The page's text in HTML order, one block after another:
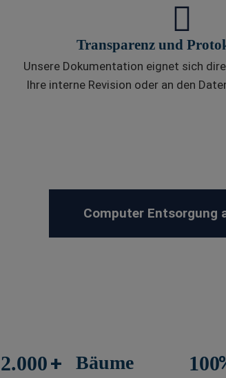
Transparenz und
Unsere Dokumentation eignet sich
Ihre interne Revision oder an den
Computer Entsorgung
2.000+ Bäume 100